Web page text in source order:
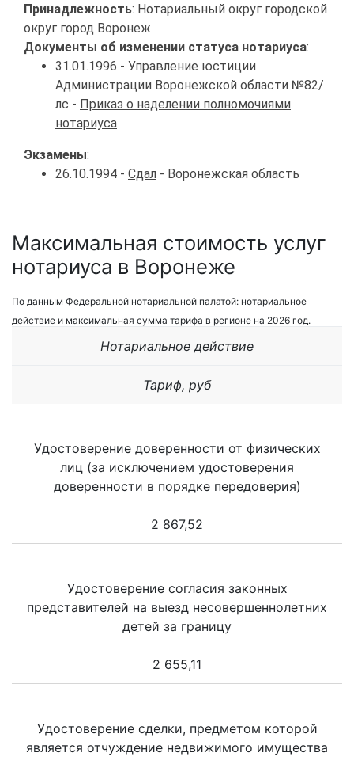
Принадлежность: Нотариальный округ городской
округ город Воронеж
Документы об изменении статуса нотариуса:
31.01.1996 - Управление юстиции
Администрации Воронежской области №82/
лс - Приказ о наделении полномочиями
нотариуса
Экзамены:
26.10.1994 - Сдал - Воронежская область
Максимальная стоимость услуг
нотариуса в Воронеже
По данным Федеральной нотариальной палатой: нотариальное
действие и максимальная сумма тарифа в регионе на 2026 год.
Нотариальное действие
Тариф, руб
Удостоверение доверенности от физических
лиц (за исключением удостоверения
доверенности в порядке передоверия)
2 867,52
Удостоверение согласия законных
представителей на выезд несовершеннолетних
детей за границу
2 655,11
Удостоверение сделки, предметом которой
является отчуждение недвижимого имущества